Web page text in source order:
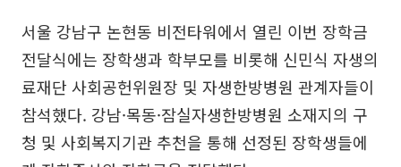
서울 강남구 논현동 비전타워에서 열린 이번 장학금
전달식에는 장학생과 학부모를 비롯해 신민식 자생의
료재단 사회공헌위원장 및 자생한방병원 관계자들이
참석했다. 강남·목동·잠실자생한방병원 소재지의 구
청 및 사회복지기관 추천을 통해 선정된 장학생들에